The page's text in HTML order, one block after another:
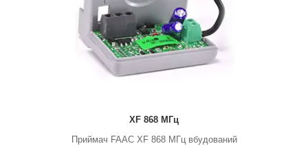
XF 868 МГц
Приймач FAAC XF 868 МГц вбудований